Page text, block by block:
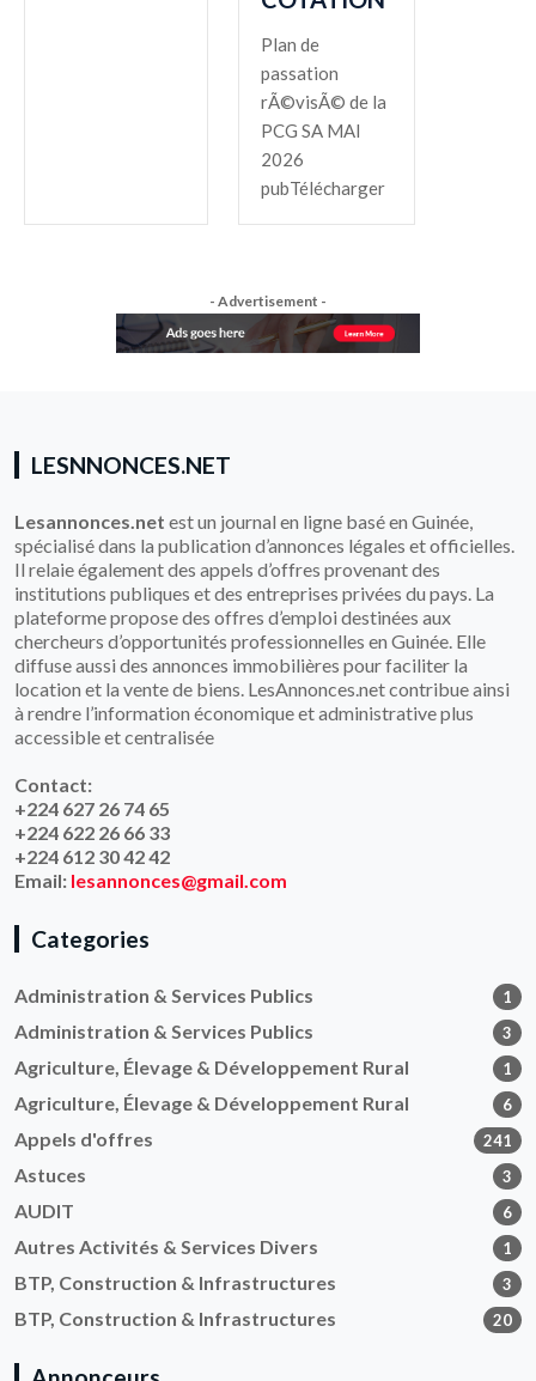
Plan de
passation
rÃ©visÃ© de la
PCG SA MAI
2026
pubTélécharger
- Advertisement -
LESNNONCES.NET
Lesannonces.net est un journal en ligne basé en Guinée,
spécialisé dans la publication d’annonces légales et officielles.
Il relaie également des appels d’offres provenant des
institutions publiques et des entreprises privées du pays. La
plateforme propose des offres d’emploi destinées aux
chercheurs d’opportunités professionnelles en Guinée. Elle
diffuse aussi des annonces immobilières pour faciliter la
location et la vente de biens. LesAnnonces.net contribue ainsi
à rendre l’information économique et administrative plus
accessible et centralisée
Contact:
+224 627 26 74 65
+224 622 26 66 33
+224 612 30 42 42
Email: lesannonces@gmail.com
Categories
Administration & Services Publics 1
Administration & Services Publics 3
Agriculture, Élevage & Développement Rural 1
Agriculture, Élevage & Développement Rural 6
Appels d'offres 241
Astuces 3
AUDIT 6
Autres Activités & Services Divers 1
BTP, Construction & Infrastructures 3
BTP, Construction & Infrastructures 20